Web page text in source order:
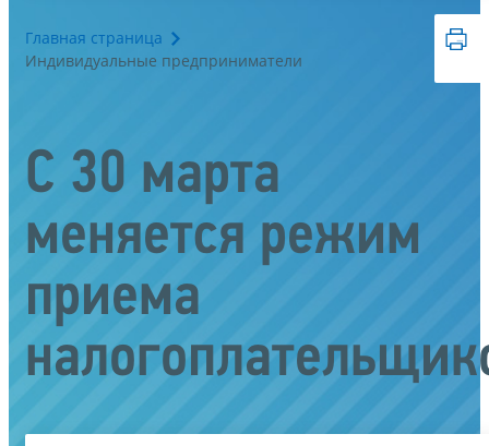
Главная страница
Индивидуальные предприниматели
С 30 марта
меняется режим
приема